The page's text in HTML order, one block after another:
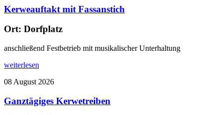
Kerweauftakt mit Fassanstich
Ort: Dorfplatz
anschließend Festbetrieb mit musikalischer Unterhaltung
weiterlesen
08 August 2026
Ganztägiges Kerwetreiben